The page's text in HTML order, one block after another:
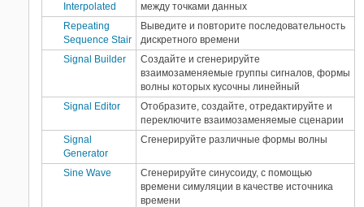
Interpolated
между точками данных
Repeating
Sequence Stair
Выведите и повторите последовательность
дискретного времени
Signal Builder
Создайте и сгенерируйте
взаимозаменяемые группы сигналов, формы
волны которых кусочны линейный
Signal Editor
Отобразите, создайте, отредактируйте и
переключите взаимозаменяемые сценарии
Signal
Generator
Сгенерируйте различные формы волны
Sine Wave
Сгенерируйте синусоиду, с помощью
времени симуляции в качестве источника
времени